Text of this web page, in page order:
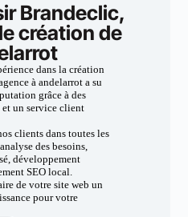
Brandeclic,
création de
dans la création
à andelarrot a su
grâce à des
un service client
clients dans toutes les
des besoins,
développement
SEO local.
de votre site web un
pour votre